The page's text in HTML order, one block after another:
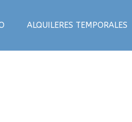
ALQUILERES TEMPORALES